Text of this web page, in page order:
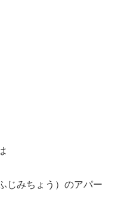
じみちょう）のアパー